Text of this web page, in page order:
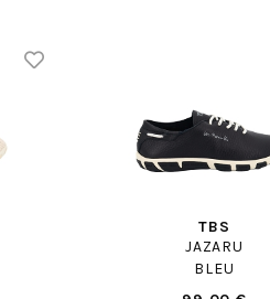
TBS
JAZARU
BLEU